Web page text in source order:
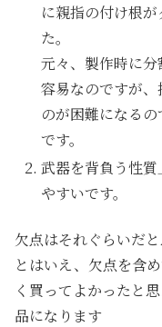
に親指の付け根
た。
元々、製作時に
容易なのですが
のが困難になる
です。
武器を背負う性
やすいです。
欠点はそれぐらいだと
とはいえ、欠点を含
く買ってよかったと
品になります